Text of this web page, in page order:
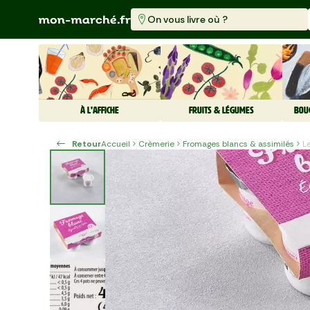
On vous livre où ?
À L'AFFICHE FRUITS & LÉGUMES
RetourAccueil Crèmerie Fromages blancs & assimilés